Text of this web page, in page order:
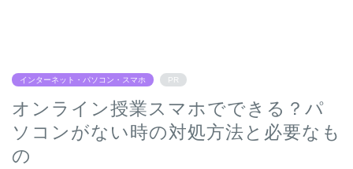
インターネット・パソコン・スマホ PR
オンライン授業スマホでできる？パ
ソコンがない時の対処方法と必要なも
の